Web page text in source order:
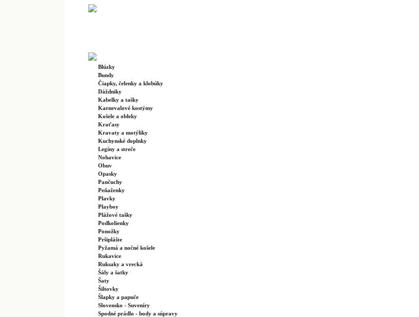
Blúzky
Bundy
Čiapky, čelenky a klobúky
Dáždniky
Kabelky a tašky
Karnevalové kostýmy
Košele a obleky
Kraťasy
Kravaty a motýliky
Kuchynské doplnky
Legíny a streče
Nohavice
Obuv
Opasky
Pančuchy
Peňaženky
Plavky
Playboy
Plážové tašky
Podkolienky
Ponožky
Pršiplášte
Pyžamá a nočné košele
Rukavice
Ruksaky a vrecká
Šály a šatky
Šaty
Šiltovky
Šlapky a papuče
Slovensko - Suveníry
Spodné prádlo - body a súpravy